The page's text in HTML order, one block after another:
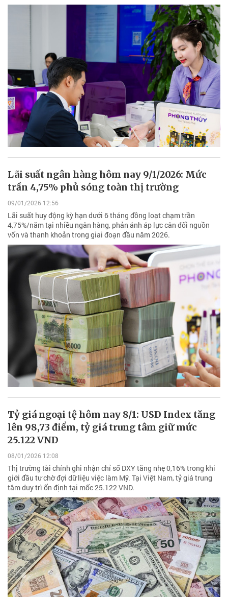
Lãi suất ngân hàng hôm nay 9/1/2026: Mức
trần 4,75% phủ sóng toàn thị trường
09/01/2026 12:56
Lãi suất huy động kỳ hạn dưới 6 tháng đồng loạt chạm trần
4,75%/năm tại nhiều ngân hàng, phản ánh áp lực cân đối nguồn
vốn và thanh khoản trong giai đoạn đầu năm 2026.
Tỷ giá ngoại tệ hôm nay 8/1: USD Index tăng
lên 98,73 điểm, tỷ giá trung tâm giữ mức
25.122 VND
08/01/2026 12:08
Thị trường tài chính ghi nhận chỉ số DXY tăng nhẹ 0,16% trong khi
giới đầu tư chờ đợi dữ liệu việc làm Mỹ. Tại Việt Nam, tỷ giá trung
tâm duy trì ổn định tại mốc 25.122 VND.